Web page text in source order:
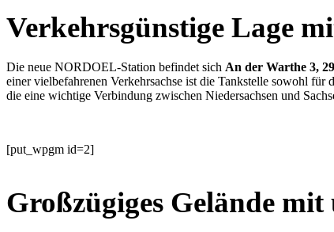
Verkehrsgünstige Lage
Die neue NORDOEL-Station befindet sich An der Warthe 3,
einer vielbefahrenen Verkehrsachse ist die Tankstelle sowohl
die eine wichtige Verbindung zwischen Niedersachsen und
[put_wpgm id=2]
Großzügiges Gelände